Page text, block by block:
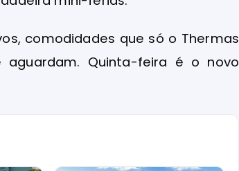
comodidades que só o Thermas
Quinta-feira é o novo